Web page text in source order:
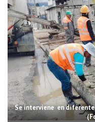
Se interviene en